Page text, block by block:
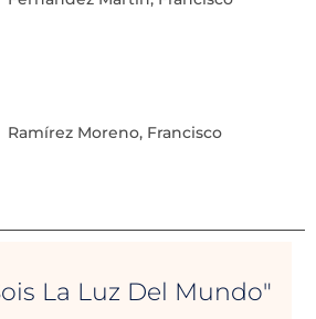
Ramírez Moreno, Francisco
La Luz Del Mundo"